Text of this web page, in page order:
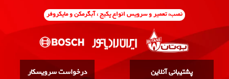
نصب، تعمیر و سرویس انواع پکیج ، آبگرمکن و مایکروفر
پشتیبانی آنلاین
درخواست سرویسکار